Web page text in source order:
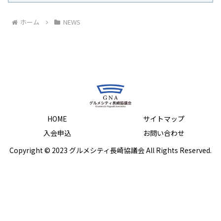
ホーム NEWS
HOME
サイトマップ
入会申込
お問い合わせ
Copyright © 2023 グルメシティ長崎協議会 All Rights Reserved.